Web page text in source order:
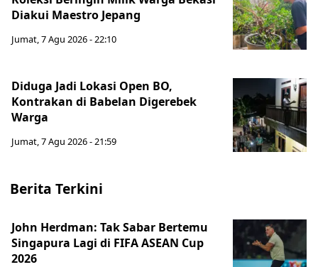
Diakui Maestro Jepang
Jumat, 7 Agu 2026 - 22:10
Diduga Jadi Lokasi Open BO,
Kontrakan di Babelan Digerebek
Warga
Jumat, 7 Agu 2026 - 21:59
Berita Terkini
John Herdman: Tak Sabar Bertemu
Singapura Lagi di FIFA ASEAN Cup
2026